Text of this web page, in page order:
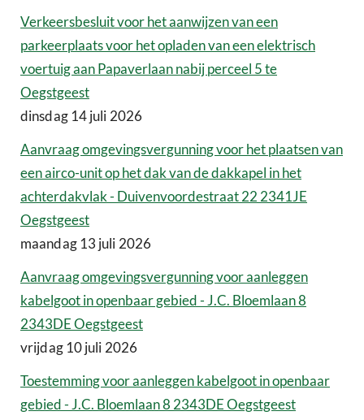
Verkeersbesluit voor het aanwijzen van een
parkeerplaats voor het opladen van een elektrisch
voertuig aan Papaverlaan nabij perceel 5 te
Oegstgeest
dinsdag 14 juli 2026
Aanvraag omgevingsvergunning voor het plaatsen van
een airco-unit op het dak van de dakkapel in het
achterdakvlak - Duivenvoordestraat 22 2341JE
Oegstgeest
maandag 13 juli 2026
Aanvraag omgevingsvergunning voor aanleggen
kabelgoot in openbaar gebied - J.C. Bloemlaan 8
2343DE Oegstgeest
vrijdag 10 juli 2026
Toestemming voor aanleggen kabelgoot in openbaar
gebied - J.C. Bloemlaan 8 2343DE Oegstgeest